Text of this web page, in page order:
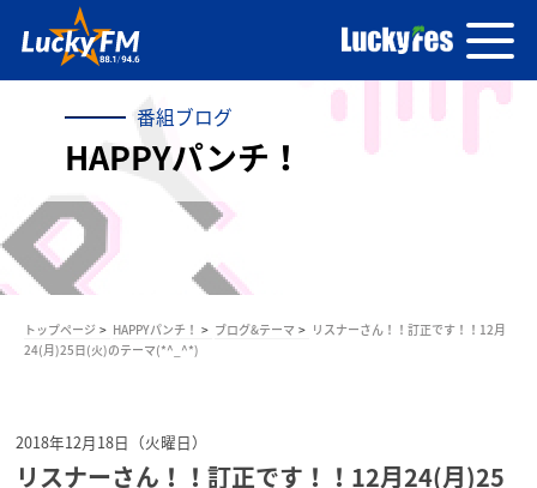
番組ブログ
HAPPYパンチ！
トップページ HAPPYパンチ！ ブログ&テーマ
リスナーさん！！訂正です！！12月
24(月)25日(火)のテーマ(*^_^*)
2018年12月18日（火曜日）
リスナーさん！！訂正です！！12月24(月)25